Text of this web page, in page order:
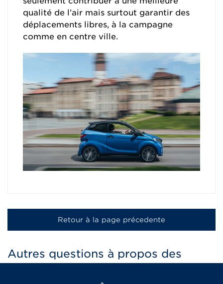
qualité de l’air mais surtout garantir des
déplacements libres, à la campagne
comme en centre ville.
Retour à la page précedente
Autres questions à propos des